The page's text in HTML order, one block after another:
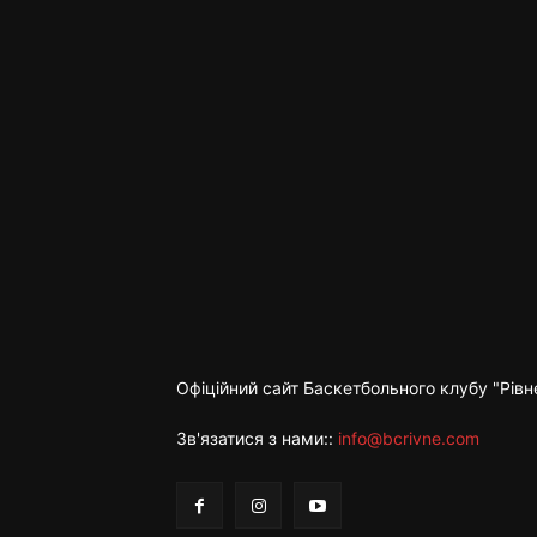
Офіційний сайт Баскетбольного клубу
Зв'язатися з нами:: info@bcrivne.com